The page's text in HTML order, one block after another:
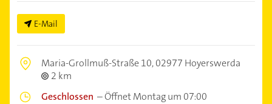
E-Mail
Maria-Grollmuß-Straße 10,02977 Hoyerswerda
2 km
Geschlossen –Öffnet Montag um 07:00